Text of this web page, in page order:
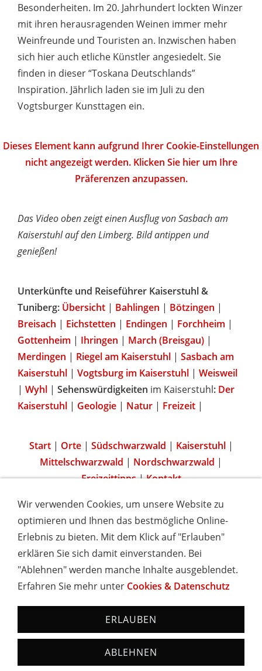
Besonderheiten. Im 20. Jahrhundert lockten Winzer
mit ihren herausragenden Weinen immer mehr
Weinfreunde und Touristen an. Inzwischen haben
sich hier auch etliche Künstler angesiedelt. Sie
finden in dieser “Toskana Deutschlands”
Inspiration. Jährlich laden sie im Juli zu den
Vogtsburger Kunsttagen ein.
Dieses Element kann aufgrund Ihrer Cookie-Einstellungen
nicht angezeigt werden. Klicken Sie hier um Ihre
Präferenzen anzupassen.
Das Video oben zeigt einen Ausflug von Sasbach am
Kaiserstuhl auf den Limberg. Bild antippen und
genießen!
Unterkünfte und Reiseführer Kaiserstuhl &
Tuniberg: Übersicht | Bahlingen | Bötzingen |
Breisach | Eichstetten | Endingen | Forchheim |
Gottenheim | Ihringen | March (Breisgau) |
Merdingen | Riegel am Kaiserstuhl | Sasbach am
Kaiserstuhl | Vogtsburg im Kaiserstuhl | Weisweil
| Wyhl | Sehenswürdigkeiten im Kaiserstuhl: Der
Kaiserstuhl | Geologie | Natur | Freizeit |
Start| Orte| Südschwarzwald | Kaiserstuhl|
Mittelschwarzwald | Nordschwarzwald |
Freizeittipps|Kontakt
IMPRESSUM COOKIES & DATENSCHUTZ
AGB
TOURISMUSHELD
WISSENSWERT
NEWSLETTER
Hotels und Ferienwohnungen im Schwarzwald - Urlaub in
Wir verwenden Cookies, um unsere Website zu
optimieren und Ihnen das bestmögliche Online-
Erlebnis zu bieten. Mit dem Klick auf "Erlauben"
erklären Sie sich damit einverstanden. Bei
"Ablehnen" werden manche Inhalte ausgeblendet.
Erfahren Sie mehr unter Cookies & Datenschutz
ERLAUBEN
ABLEHNEN